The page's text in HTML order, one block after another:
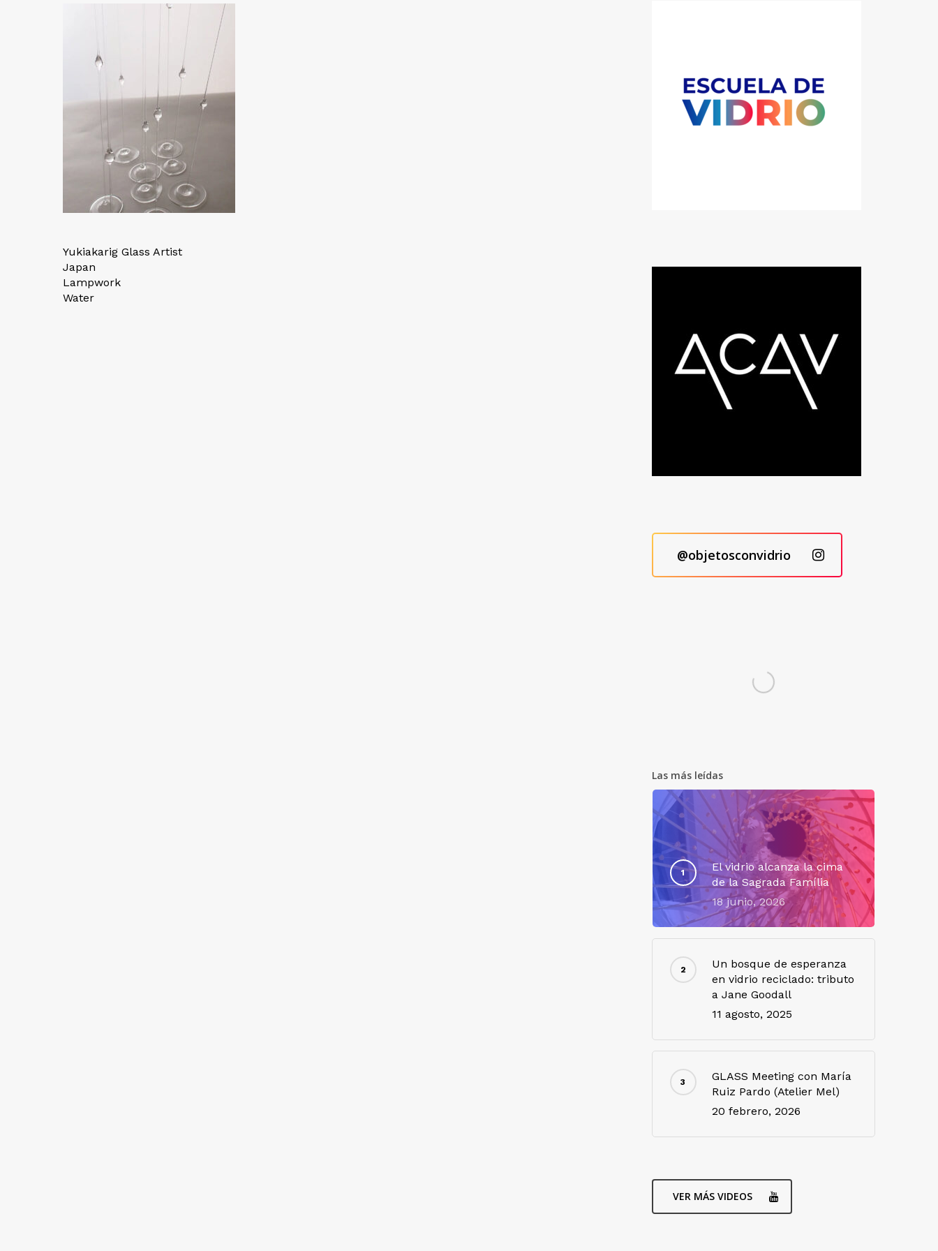
Yukiakarig Glass Artist
Japan
Lampwork
Water
@objetosconvidrio
Las más leídas
El vidrio alcanza la cima
de la Sagrada Família
18 junio, 2026
Un bosque de esperanza
en vidrio reciclado: tributo
a Jane Goodall
11 agosto, 2025
GLASS Meeting con María
Ruiz Pardo (Atelier Mel)
20 febrero, 2026
VER MÁS VIDEOS